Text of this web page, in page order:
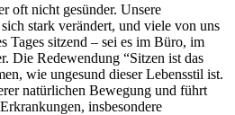
oft nicht gesünder. Unsere
stark verändert, und viele von uns
Tages sitzend – sei es im Büro, im
Die Redewendung “Sitzen ist das
wie ungesund dieser Lebensstil ist.
natürlichen Bewegung und führt
insbesondere